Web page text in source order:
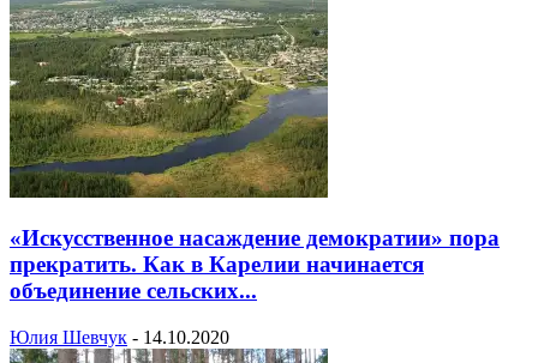
«Искусственное насаждение демократии» пора
прекратить. Как в Карелии начинается
объединение сельских...
Юлия Шевчук - 14.10.2020